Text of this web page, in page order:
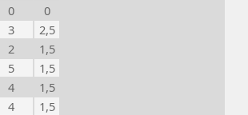
0
0
3
2,5
2
1,5
5
1,5
4
1,5
4
1,5